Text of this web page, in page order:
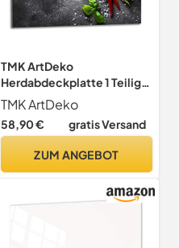
TMK ArtDeko
Herdabdeckplatte 1 Teilig
80x52 cm - Spritzschutz
Herdabdeckung –
Herdschutz aus
Hygienisch & Rutschfest–
TMK ArtDeko
58,90 € gratis Versand
ZUM ANGEBOT